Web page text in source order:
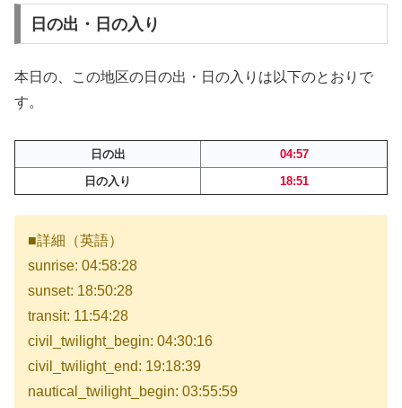
日の出・日の入り
本日の、この地区の日の出・日の入りは以下のとおりで
す。
日の出
04:57
日の入り
18:51
■詳細（英語）
sunrise: 04:58:28
sunset: 18:50:28
transit: 11:54:28
civil_twilight_begin: 04:30:16
civil_twilight_end: 19:18:39
nautical_twilight_begin: 03:55:59